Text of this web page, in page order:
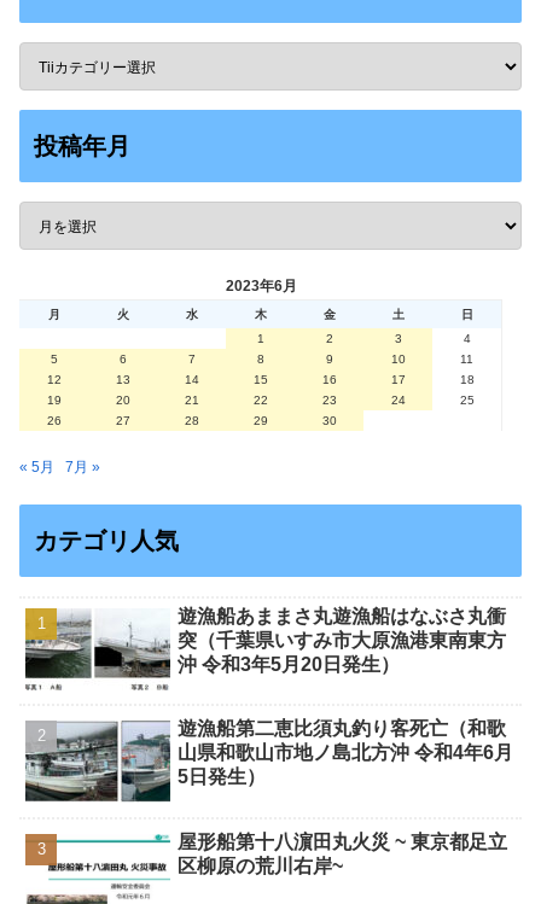
投稿年月
2023年6月
月 火 水 木 金 土
日
1
2 3
4
5
6 7 8 9 10
11
12
13 14 15 16 17
18
19
20 21 22 23 24
25
26
27 28 29 30
« 5月 7月 »
カテゴリ人気
遊漁船あままさ丸遊漁船はなぶさ丸衝
突（千葉県いすみ市大原漁港東南東方
沖 令和3年5月20日発生）
遊漁船第二恵比須丸釣り客死亡（和歌
山県和歌山市地ノ島北方沖 令和4年6月
5日発生）
屋形船第十八濵田丸火災 ~ 東京都足立
区柳原の荒川右岸~